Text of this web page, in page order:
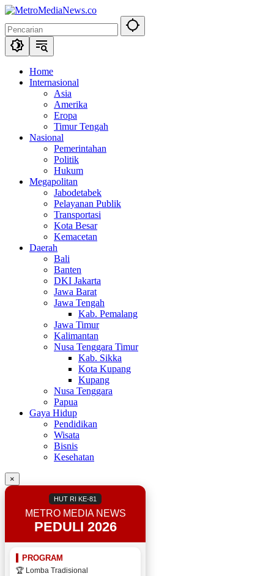
Langsung
konten
Home
Internasional
Asia
Amerika
Eropa
Timur Tengah
Nasional
Pemerintahan
Politik
Hukum
Megapolitan
Jabodetabek
Pelayanan Publik
Transportasi
Kota Besar
Kemacetan
Daerah
Bali
Banten
DKI Jakarta
Jawa Barat
Jawa Tengah
Kab. Pemalang
Jawa Timur
Kalimantan
Nusa Tenggara Timur
Kab. Sikka
Kota Kupang
Kupang
Nusa Tenggara
Papua
Gaya Hidup
Pendidikan
Wisata
Bisnis
Kesehatan
×
HUT RI KE-81
METRO MEDIA NEWS
PEDULI 2026
PROGRAM
🏆 Lomba Tradisional